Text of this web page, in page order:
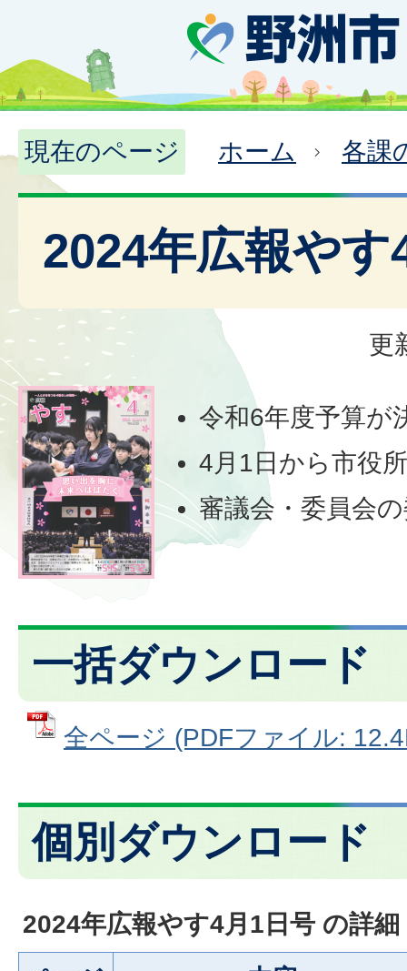
現在のページ ホーム 各課
2024年広報やす
更
令和6年度予算が
4月1日から市役
審議会・委員会
一括ダウンロード
全ページ (PDFファイル:
個別ダウンロード
2024年広報やす4月1日号 の詳細